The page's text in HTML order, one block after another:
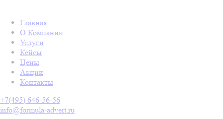
Главная
О Компании
Услуги
Кейсы
Цены
Акции
Контакты
+7(495) 646-56-56
info@formula-advert.ru